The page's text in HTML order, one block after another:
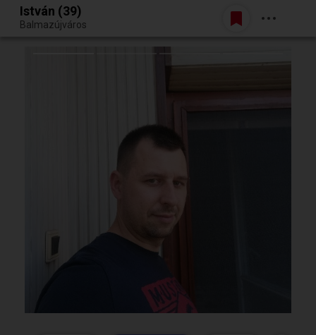
Egy jó randiból bármi lehet.
Belépés
István (39)
Balmazújváros